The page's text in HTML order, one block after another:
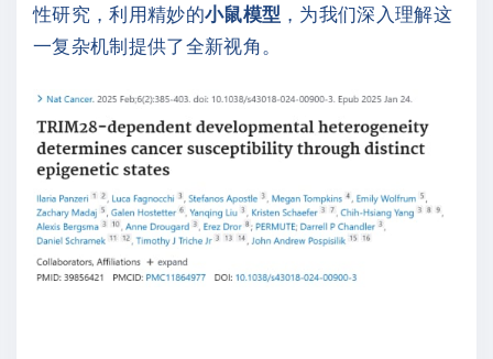
性研究，利用精妙的小鼠模型 ，为我们深入理解这
一复杂机制提供了全新视角。